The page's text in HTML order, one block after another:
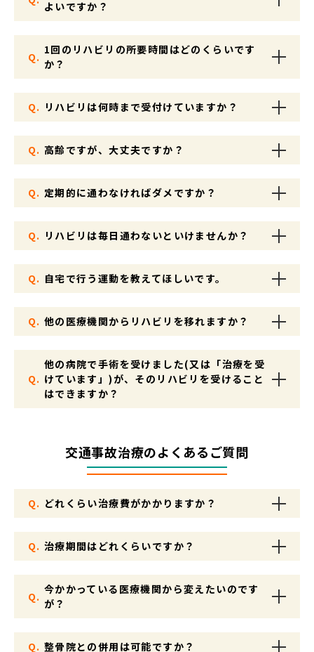
よいですか？
Q.
1回のリハビリの所要時間はどのくらいです
か？
Q. リハビリは何時まで受付けていますか？
Q. 高齢ですが、大丈夫ですか？
Q. 定期的に通わなければダメですか？
Q. リハビリは毎日通わないといけませんか？
Q. 自宅で行う運動を教えてほしいです。
Q. 他の医療機関からリハビリを移れますか？
Q.
他の病院で手術を受けました(又は「治療を受
けています」)が、そのリハビリを受けること
はできますか？
交通事故治療のよくあるご質問
Q. どれくらい治療費がかかりますか？
Q. 治療期間はどれくらいですか？
Q.
今かかっている医療機関から変えたいのです
が？
Q. 整骨院との併用は可能ですか？